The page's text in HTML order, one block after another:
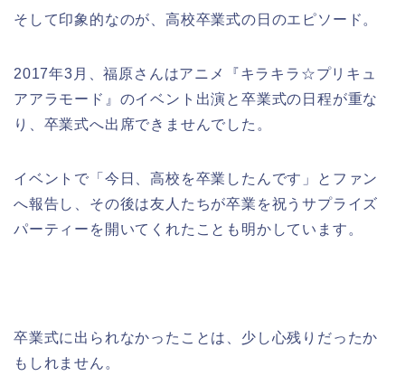
そして印象的なのが、高校卒業式の日のエピソード。
2017年3月、福原さんはアニメ『キラキラ☆プリキュ
アアラモード』のイベント出演と卒業式の日程が重な
り、卒業式へ出席できませんでした。
イベントで「今日、高校を卒業したんです」とファン
へ報告し、その後は友人たちが卒業を祝うサプライズ
パーティーを開いてくれたことも明かしています。
卒業式に出られなかったことは、少し心残りだったか
もしれません。